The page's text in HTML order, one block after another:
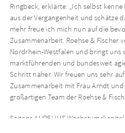
Ringbeck, erklärte: „Ich selbst kenne
aus der Vergangenheit und schätze
mehr freue ich mich nun auf die
Zusammenarbeit. Roehse & Fischer
Nordrhein-Westfalen und bringt uns
marktführenden und bundesweit
Schritt näher. Wir freuen uns sehr
Zusammenarbeit mit Frau Arndt
großartigen Team der Roehse &
Seitens AURELIUS